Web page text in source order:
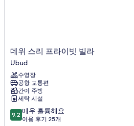
데
위
스
리
프
라
이
빗
빌
데위 스리 프라이빗 빌라
Ubud
수영장
공항 교통편
간이 주방
세탁 시설
10
점
9.2 매우 훌륭해요
이용 후기 25개